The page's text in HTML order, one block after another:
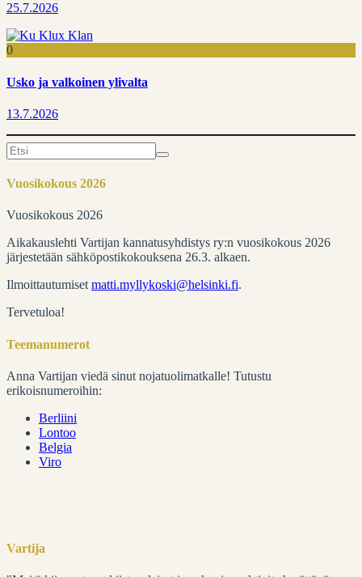
25.7.2026
0
Usko ja valkoinen ylivalta
13.7.2026
Search
for:
Vuosikokous 2026
Vuosikokous 2026
Aikakauslehti Vartijan kannatusyhdistys ry:n vuosikokous 2026
järjestetään sähköpostikokouksena 26.3. alkaen.
Ilmoittautumiset matti.myllykoski@helsinki.fi.
Tervetuloa!
Teemanumerot
Anna Vartijan viedä sinut nojatuolimatkalle! Tutustu
erikoisnumeroihin:
Berliini
Lontoo
Belgia
Viro
Vartija